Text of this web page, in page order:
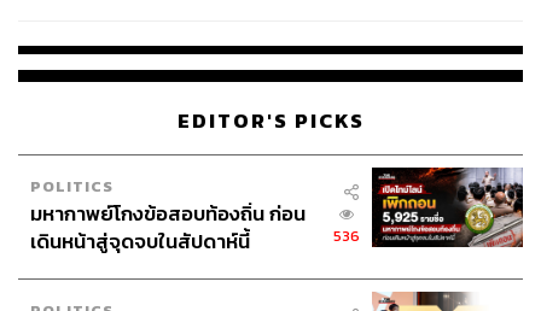
ด้วยโลเคชันที่ตั้งอยู่ใจกลางบางนา กม.5 สามารถเชื่อมต่อกับ
ถนนสุขุมวิทและถนนศรีนครินทร์ ใกล้ทางพิเศษเฉลิม
มหานคร วิ่งตรงสู่ใจกลาง CBD ได้อย่างสะดวกสบาย ขณะ
เดียวกันยังได้เปรียบด้านการเดินทางด้วยรถสาธารณะ เพราะ
EDITOR'S PICKS
POLITICS
มหากาพย์โกงข้อสอบท้องถิ่น ก่อน
เดินหน้าสู่จุดจบในสัปดาห์นี้
536